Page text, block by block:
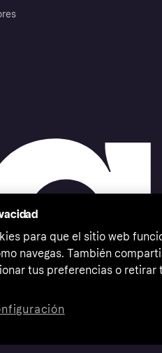
reservados. Klarna Bank AB (publ).
para que el sitio web
navegas. También
tus preferencias o